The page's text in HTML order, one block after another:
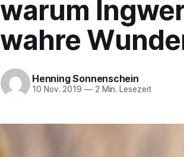
warum
wahre
Henning Sonnenschein
10 Nov. 2019 —2 Min. Lesezeit